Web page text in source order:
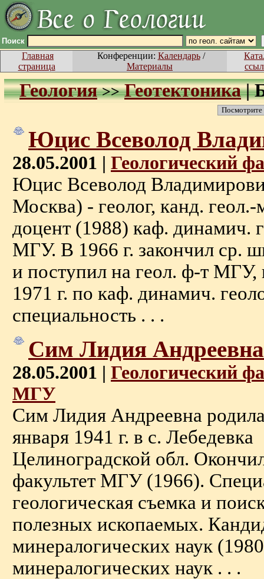
Поиск
Главная
страница
Конференции: Календарь/
Материалы
Геология >> Геотектоника|
Посмотрите
Юцис Всеволод
28.05.2001 | Геологический
Юцис Всеволод
Москва) - геолог, канд.
доцент (1988) каф. динамич.
МГУ. В 1966 г. закончил ср.
и поступил на геол. ф-т МГУ,
1971 г. по каф. динамич.
специальность . . .
Сим Лидия Андреевна
28.05.2001 | Геологический
МГУ
Сим Лидия Андреевна
января 1941 г. в с. Лебедевка
Целиноградской обл.
факультет МГУ (1966).
геологическая съемка и
полезных ископаемых.
минералогических наук
минералогических наук . . .